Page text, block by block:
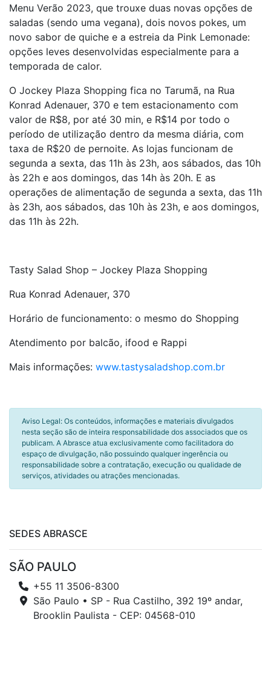
Menu Verão 2023, que trouxe duas novas opções de
saladas (sendo uma vegana), dois novos pokes, um
novo sabor de quiche e a estreia da Pink Lemonade:
opções leves desenvolvidas especialmente para a
temporada de calor.
O Jockey Plaza Shopping fica no Tarumã, na Rua
Konrad Adenauer, 370 e tem estacionamento com
valor de R$8, por até 30 min, e R$14 por todo o
período de utilização dentro da mesma diária, com
taxa de R$20 de pernoite. As lojas funcionam de
segunda a sexta, das 11h às 23h, aos sábados, das 10h
às 22h e aos domingos, das 14h às 20h. E as
operações de alimentação de segunda a sexta, das 11h
às 23h, aos sábados, das 10h às 23h, e aos domingos,
das 11h às 22h.
Tasty Salad Shop – Jockey Plaza Shopping
Rua Konrad Adenauer, 370
Horário de funcionamento: o mesmo do Shopping
Atendimento por balcão, ifood e Rappi
Mais informações: www.tastysaladshop.com.br
Aviso Legal: Os conteúdos, informações e materiais divulgados
nesta seção são de inteira responsabilidade dos associados que os
publicam. A Abrasce atua exclusivamente como facilitadora do
espaço de divulgação, não possuindo qualquer ingerência ou
responsabilidade sobre a contratação, execução ou qualidade de
serviços, atividades ou atrações mencionadas.
SEDES ABRASCE
SÃO PAULO
+55 11 3506-8300
São Paulo • SP - Rua Castilho, 392 19º andar,
Brooklin Paulista - CEP: 04568-010